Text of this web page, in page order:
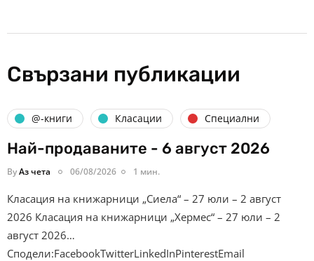
Свързани публикации
@-книги Класации Специални
Най-продаваните - 6 август 2026
ByАз чета 06/08/2026 1 мин.
Класация на книжарници „Сиела“ – 27 юли – 2 август
2026 Класация на книжарници „Хермес“ – 27 юли – 2
август 2026…
Сподели:FacebookTwitterLinkedInPinterestEmail